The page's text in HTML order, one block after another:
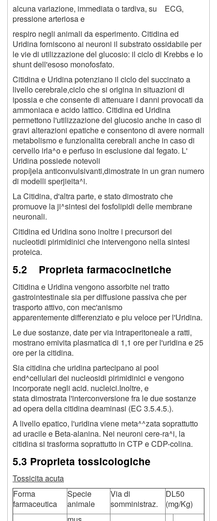
alcuna variazione, immediata o tardiva, su ECG,
pressione arteriosa e
respiro negli animali da esperimento. Citidina ed
Uridina forniscono ai neuroni il substrato ossidabile per
le vie di utilizzazione del glucosio: il ciclo di Krebbs e lo
shunt dell'esoso monofosfato.
Citidina e Uridina potenziano il ciclo del succinato a
livello cerebrale,ciclo che si origina in situazioni di
ipossia e che consente di attenuare i danni provocati da
ammoniaca e acido lattico. Citidina ed Uridina
permettono l'utilizzazione del glucosio anche in caso di
gravi alterazioni epatiche e consentono di avere normali
metabolismo e funzionalita cerebrali anche in caso di
cervello irla^o e perfuso in esclusione dal fegato. L'
Uridina possiede notevoli
propíjela anticonvulsivanti,dimostrate in un gran numero
di modelli sperjieita^i.
La Citidina, d'altra parte, e stato dimostrato che
promuove la ji^sintesi dei fosfolipidi delle membrane
neuronali.
Citidina ed Uridina sono inoltre i precursori dei
nucleotidi pirimidinici che intervengono nella sintesi
proteica.
5.2 Proprieta farmacocinetiche
Citidina e Uridina vengono assorbite nel tratto
gastrointestinale sia per diffusione passiva che per
trasporto attivo, con mec'anismo
apparentemente differenziato e piu veloce per l'Uridina.
Le due sostanze, date per via intraperitoneale a ratti,
mostrano emivita plasmatica di 1,1 ore per l'uridina e 25
ore per la citidina.
Sia citidina che uridina partecipano ai pool
end^cellulari dei nucleosidi pirimidinici e vengono
incorporate negli acid. nucleici.Inoltre, e
stata dimostrata l'interconversione fra le due sostanze
ad opera della citidina deaminasi (EC 3.5.4.5.).
A livello epatico, l'uridina viene meta^^zata soprattutto
ad uracile e Beta-alanina. Nei neuroni cere-ra^i, la
citidina si trasforma soprattutto in CTP e CDP-colina.
5.3 Proprieta tossicologiche
Tossicita acuta
Forma
farmaceutica
Specie
animale
Via di
somministraz.
DL50
(mg/Kg)